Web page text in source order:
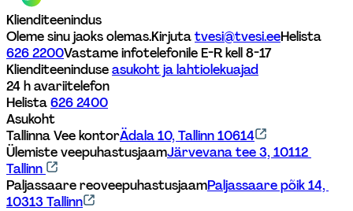
Klienditeenindus
Oleme sinu jaoks olemas.Kirjuta tvesi@tvesi.eeHelista
626 2200Vastame infotelefonile E-R kell 8-17
Klienditeeninduse asukoht ja lahtiolekuajad
24 h avariitelefon
Helista 626 2400
Asukoht
Tallinna Vee kontorÄdala 10, Tallinn 10614
Ülemiste veepuhastusjaamJärvevana tee 3, 10112
Tallinn
Paljassaare reoveepuhastusjaamPaljassaare põik 14,
10313 Tallinn